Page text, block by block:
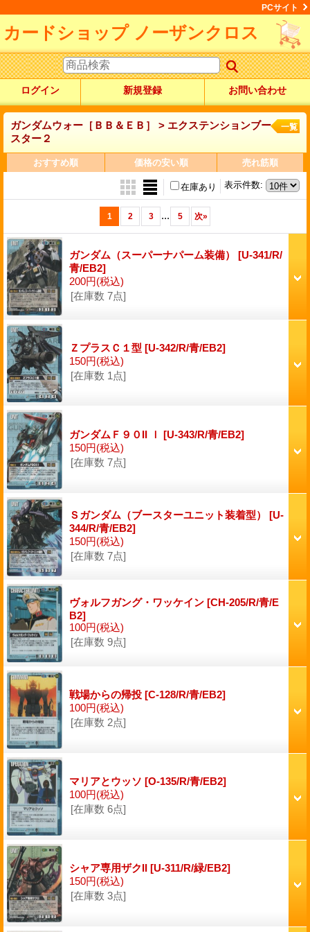
PCサイト
カードショップ ノーザンクロス
ログイン 新規登録 お問い合わせ
ガンダムウォー［ＢＢ＆ＥＢ］ > エクステンションブー
スター２
一覧
おすすめ順 価格の安い順 売れ筋順
表示件数:
在庫あり
1 2 3 ... 5 次»
ガンダム（スーパーナパーム装備） [U-341/R/
青/EB2]
200円(税込)
[在庫数 7点]
ＺプラスＣ１型 [U-342/R/青/EB2]
150円(税込)
[在庫数 1点]
ガンダムＦ９０II ｌ [U-343/R/青/EB2]
150円(税込)
[在庫数 7点]
Ｓガンダム（ブースターユニット装着型） [U-
344/R/青/EB2]
150円(税込)
[在庫数 7点]
ヴォルフガング・ワッケイン [CH-205/R/青/E
B2]
100円(税込)
[在庫数 9点]
戦場からの帰投 [C-128/R/青/EB2]
100円(税込)
[在庫数 2点]
マリアとウッソ [O-135/R/青/EB2]
100円(税込)
[在庫数 6点]
シャア専用ザクII [U-311/R/緑/EB2]
150円(税込)
[在庫数 3点]